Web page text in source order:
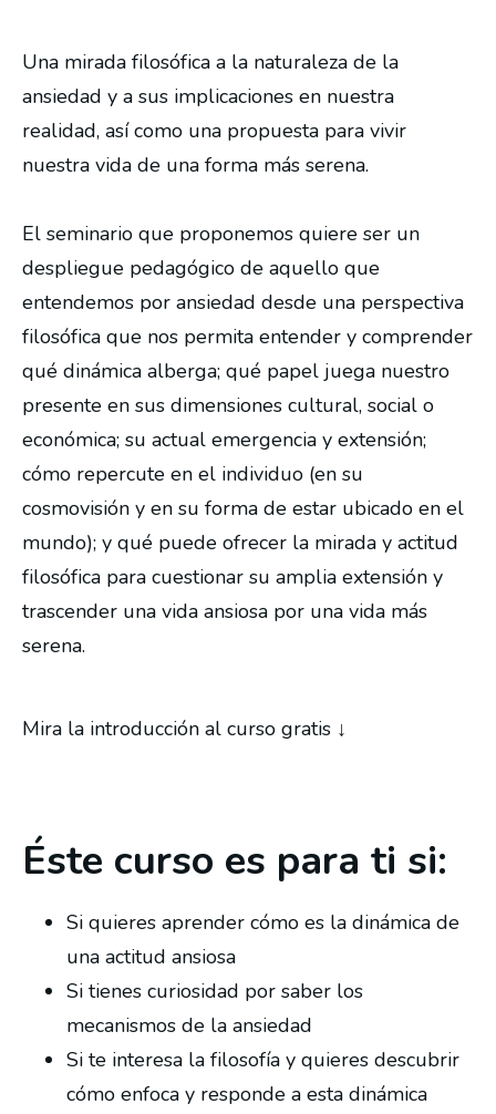
Una mirada filosófica a la naturaleza de la
ansiedad y a sus implicaciones en nuestra
realidad, así como una propuesta para vivir
nuestra vida de una forma más serena.
El seminario que proponemos quiere ser un
despliegue pedagógico de aquello que
entendemos por ansiedad desde una perspectiva
filosófica que nos permita entender y comprender
qué dinámica alberga; qué papel juega nuestro
presente en sus dimensiones cultural, social o
económica; su actual emergencia y extensión;
cómo repercute en el individuo (en su
cosmovisión y en su forma de estar ubicado en el
mundo); y qué puede ofrecer la mirada y actitud
filosófica para cuestionar su amplia extensión y
trascender una vida ansiosa por una vida más
serena.
Mira la introducción al curso gratis ↓
Éste curso es para ti si:
Si quieres aprender cómo es la dinámica de
una actitud ansiosa
Si tienes curiosidad por saber los
mecanismos de la ansiedad
Si te interesa la filosofía y quieres descubrir
cómo enfoca y responde a esta dinámica